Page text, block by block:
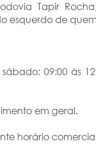
Tapir
esquerdo de
09:00 às
em geral.
horário